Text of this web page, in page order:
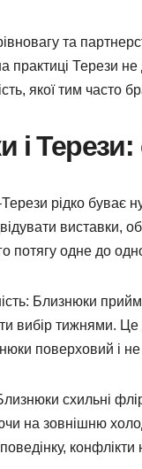
та
практиці Терези
якої тим часто
і Терези:
рідко буває
виставки,
потягу одне до
Близнюки
вибір тижнями. Це
поверховий і
схильні
на зовнішню
конфлікти